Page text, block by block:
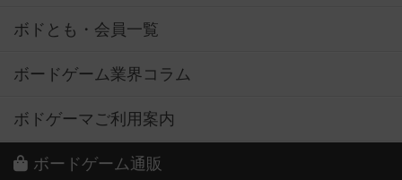
ボドとも・会員一覧
ボードゲーム業界コラム
ボドゲーマご利用案内
ボードゲーム通販